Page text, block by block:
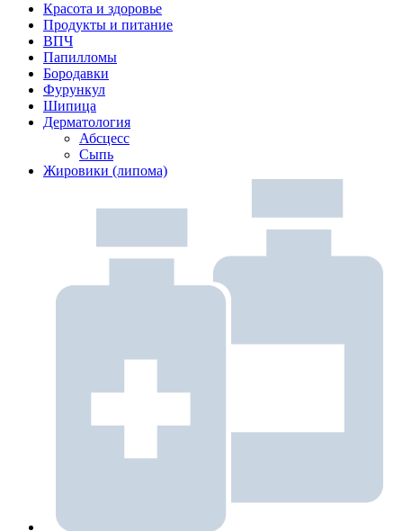
Красота и здоровье
Продукты и питание
ВПЧ
Папилломы
Бородавки
Фурункул
Шипица
Дерматология
Абсцесс
Сыпь
Жировики (липома)